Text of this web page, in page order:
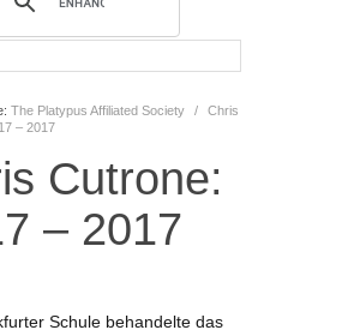
The Platypus Affiliated Society /
Chris
– 2017
Cutrone:
– 2017
Schule behandelte das